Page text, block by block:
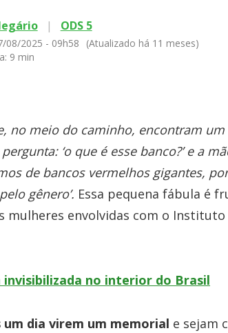
| ODS 5
08/2025 - 09h58
(Atualizado há 11 meses)
9 min
no meio do caminho, encontram um
‘o que é esse banco?’ e a
de bancos vermelhos gigantes,
gênero’. Essa pequena fábula é
mulheres envolvidas com o Instituto
no interior do Brasil
um dia virem um memorial e sejam